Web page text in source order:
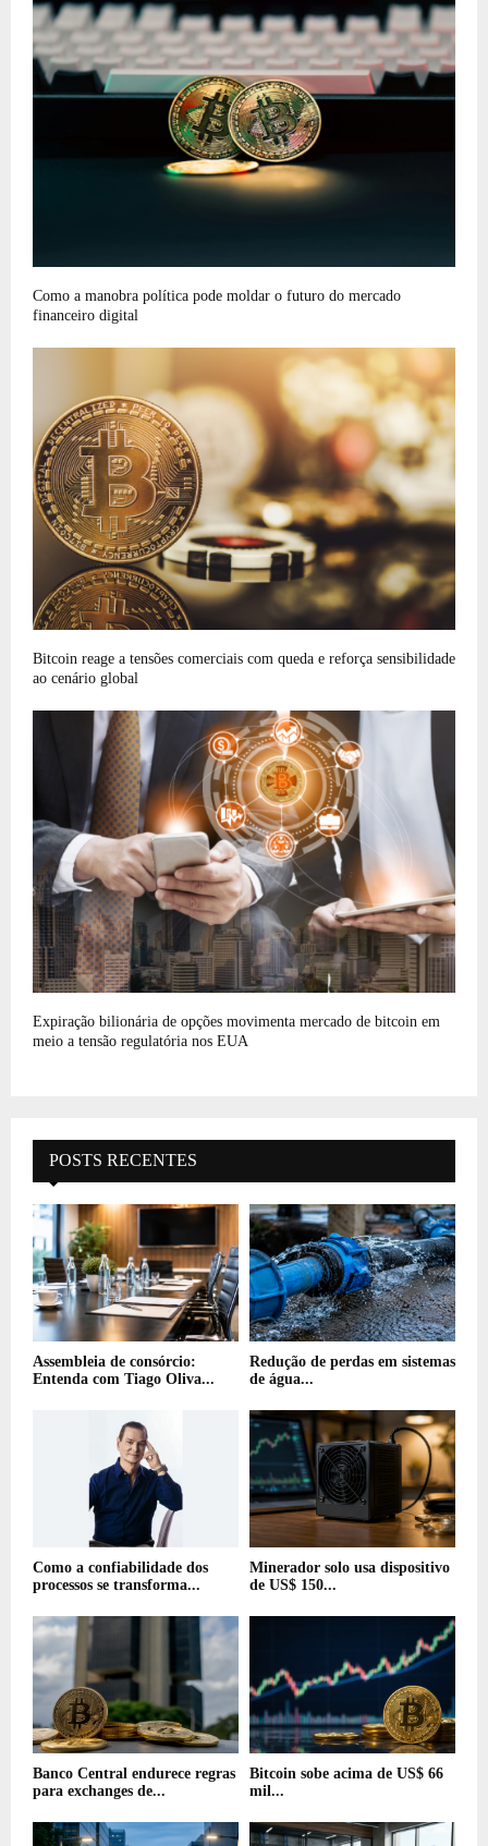
Como a manobra política pode moldar o futuro do mercado
financeiro digital
Bitcoin reage a tensões comerciais com queda e reforça sensibilidade
ao cenário global
Expiração bilionária de opções movimenta mercado de bitcoin em
meio a tensão regulatória nos EUA
POSTS RECENTES
Assembleia de consórcio:
Entenda com Tiago Oliva...
Redução de perdas em sistemas
de água...
Como a confiabilidade dos
processos se transforma...
Minerador solo usa dispositivo
de US$ 150...
Banco Central endurece regras
para exchanges de...
Bitcoin sobe acima de US$ 66
mil...